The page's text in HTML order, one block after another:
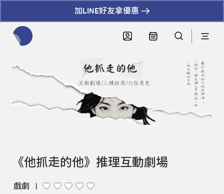
加LINE好友拿優惠
《他抓走的他》推理互動劇場
戲劇
|